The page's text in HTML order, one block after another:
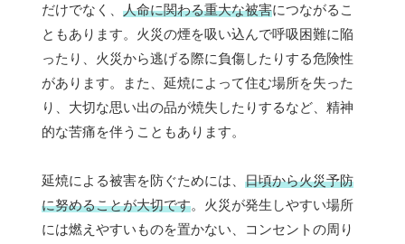
だけでなく、 人命に関わる重大な被害につながるこ
ともあります。火災の煙を吸い込んで呼吸困難に陥
ったり、火災から逃げる際に負傷したりする危険性
があります。また、延焼によって住む場所を失った
り、大切な思い出の品が焼失したりするなど、精神
的な苦痛を伴うこともあります。
延焼による被害を防ぐためには、 日頃から火災予防
に努めることが大切です。火災が発生しやすい場所
には燃えやすいものを置かない、コンセントの周り